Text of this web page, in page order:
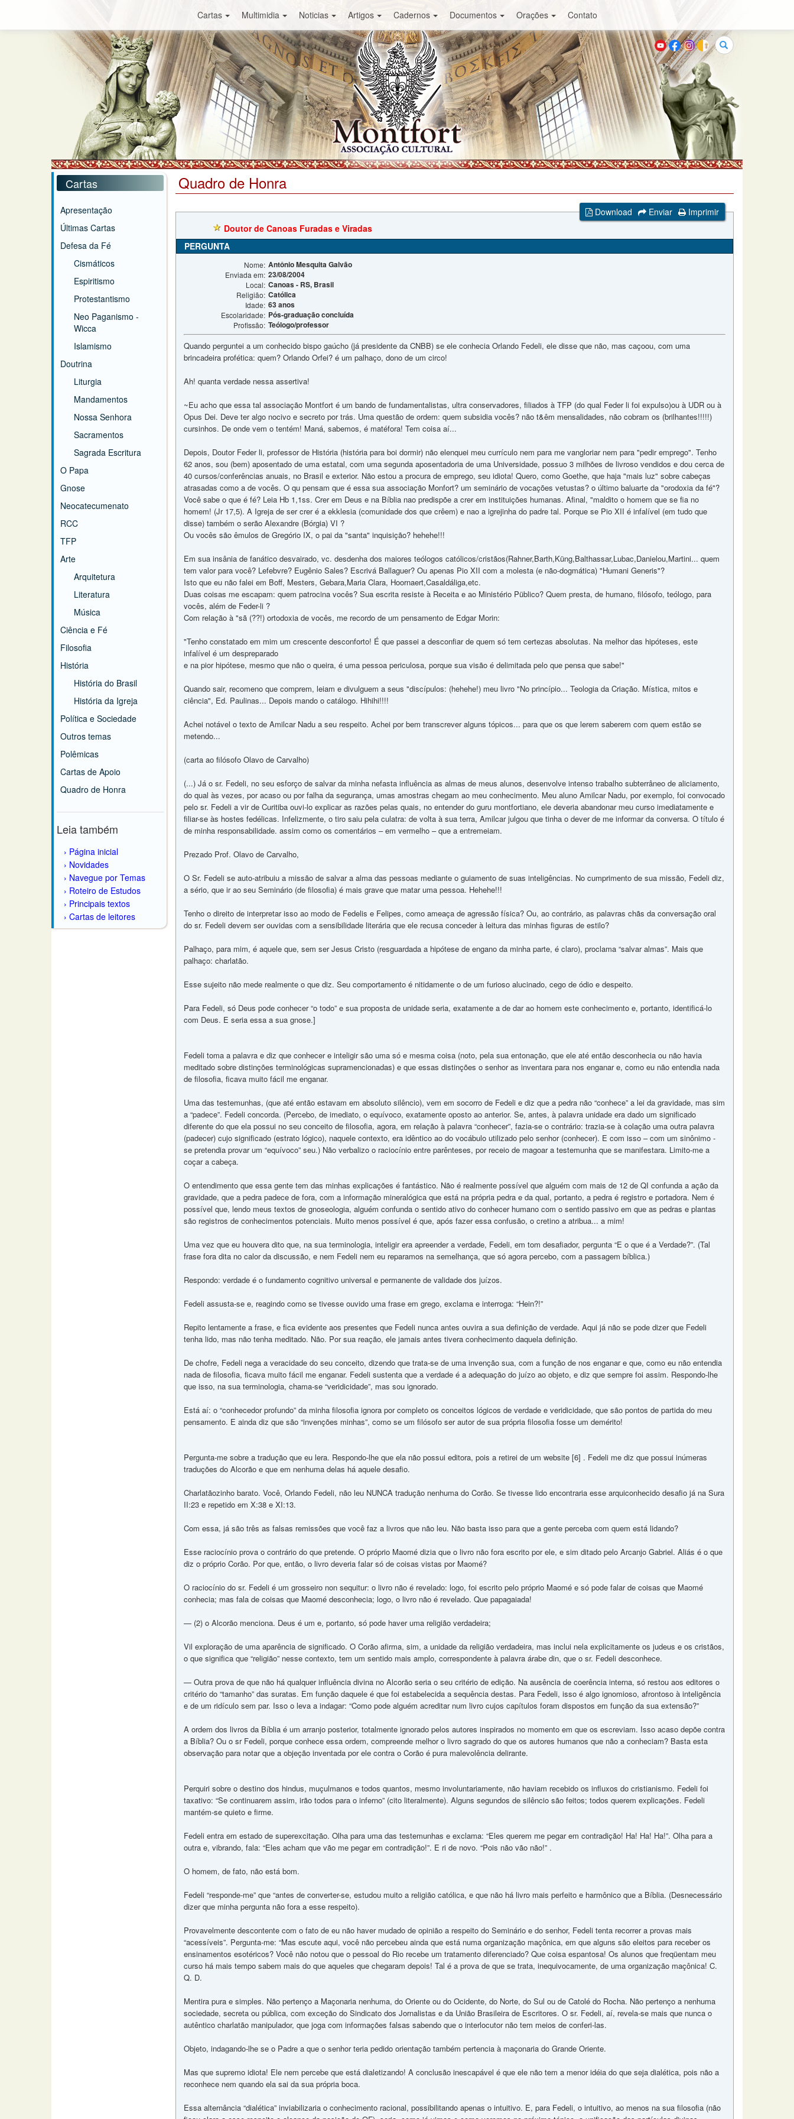
Cartas Multimidia Noticias Artigos Cadernos Documentos Orações Contato
Buscar
Cartas
Apresentação
Últimas Cartas
Defesa da Fé
Cismáticos
Espiritismo
Protestantismo
Neo Paganismo -
Wicca
Islamismo
Doutrina
Liturgia
Mandamentos
Nossa Senhora
Sacramentos
Sagrada Escritura
O Papa
Gnose
Neocatecumenato
RCC
TFP
Arte
Arquitetura
Literatura
Música
Ciência e Fé
Filosofia
História
História do Brasil
História da Igreja
Política e Sociedade
Outros temas
Polêmicas
Cartas de Apoio
Quadro de Honra
Leia também
Página inicial
Novidades
Navegue por Temas
Roteiro de Estudos
Principais textos
Cartas de leitores
Quadro de Honra
Download Enviar
Imprimir
Doutor de Canoas Furadas e Viradas
PERGUNTA
Nome: Antônio Mesquita Galvão
Enviada em: 23/08/2004
Local: Canoas - RS, Brasil
Religião: Católica
Idade: 63 anos
Escolaridade: Pós-graduação concluída
Profissão: Teólogo/professor
Quando perguntei a um conhecido bispo gaúcho (já presidente da CNBB) se ele conhecia Orlando Fedeli, ele disse que não, mas caçoou, com uma
brincadeira profética: quem? Orlando Orfei? é um palhaço, dono de um circo!
Ah! quanta verdade nessa assertiva!
~Eu acho que essa tal associação Montfort é um bando de fundamentalistas, ultra conservadores, filiados à TFP (do qual Feder li foi expulso)ou à UDR ou à
Opus Dei. Deve ter algo nocivo e secreto por trás. Uma questão de ordem: quem subsidia vocês? não t&êm mensalidades, não cobram os (brilhantes!!!!!)
cursinhos. De onde vem o tentém! Maná, sabemos, é matéfora! Tem coisa aí...
Depois, Doutor Feder li, professor de História (história para boi dormir) não elenquei meu currículo nem para me vangloriar nem para "pedir emprego". Tenho
62 anos, sou (bem) aposentado de uma estatal, com uma segunda aposentadoria de uma Universidade, possuo 3 milhões de livroso vendidos e dou cerca de
40 cursos/conferências anuais, no Brasil e exterior. Não estou a procura de emprego, seu idiota! Quero, como Goethe, que haja "mais luz" sobre cabeças
atrasadas como a de vocês. O qu pensam que é essa sua associação Monfort? um seminário de vocações vetustas? o último baluarte da "orodoxia da fé"?
Você sabe o que é fé? Leia Hb 1,1ss. Crer em Deus e na Bíblia nao predispõe a crer em instituições humanas. Afinal, "maldito o homem que se fia no
homem! (Jr 17,5). A Igreja de ser crer é a ekklesia (comunidade dos que crêem) e nao a igrejinha do padre tal. Porque se Pio XII é infalível (em tudo que
disse) também o serão Alexandre (Bórgia) VI ?
Ou vocês são êmulos de Gregório IX, o pai da "santa" inquisição? hehehe!!!
Em sua insânia de fanático desvairado, vc. desdenha dos maiores teólogos católicos/cristãos(Rahner,Barth,Küng,Balthassar,Lubac,Danielou,Martini... quem
tem valor para você? Lefebvre? Eugênio Sales? Escrivá Ballaguer? Ou apenas Pio XII com a molesta (e não-dogmática) "Humani Generis"?
Isto que eu não falei em Boff, Mesters, Gebara,Maria Clara, Hoornaert,Casaldáliga,etc.
Duas coisas me escapam: quem patrocina vocês? Sua escrita resiste à Receita e ao Ministério Püblico? Quem presta, de humano, filósofo, teólogo, para
vocês, além de Feder-li ?
Com relação à "sã (??!) ortodoxia de vocês, me recordo de um pensamento de Edgar Morin:
"Tenho constatado em mim um crescente desconforto! É que passei a desconfiar de quem só tem certezas absolutas. Na melhor das hipóteses, este
infalível é um despreparado
e na pior hipótese, mesmo que não o queira, é uma pessoa periculosa, porque sua visão é delimitada pelo que pensa que sabe!"
Quando sair, recomeno que comprem, leiam e divulguem a seus "discípulos: (hehehe!) meu livro "No princípio... Teologia da Criação. Mística, mitos e
ciência", Ed. Paulinas... Depois mando o catálogo. Hihihi!!!!
Achei notável o texto de Amilcar Nadu a seu respeito. Achei por bem transcrever alguns tópicos... para que os que lerem saberem com quem estão se
metendo...
(carta ao filósofo Olavo de Carvalho)
(...) Já o sr. Fedeli, no seu esforço de salvar da minha nefasta influência as almas de meus alunos, desenvolve intenso trabalho subterrâneo de aliciamento,
do qual às vezes, por acaso ou por falha da segurança, umas amostras chegam ao meu conhecimento. Meu aluno Amilcar Nadu, por exemplo, foi convocado
pelo sr. Fedeli a vir de Curitiba ouvi-lo explicar as razões pelas quais, no entender do guru montfortiano, ele deveria abandonar meu curso imediatamente e
filiar-se às hostes fedélicas. Infelizmente, o tiro saiu pela culatra: de volta à sua terra, Amilcar julgou que tinha o dever de me informar da conversa. O título é
de minha responsabilidade. assim como os comentários – em vermelho – que a entremeiam.
Prezado Prof. Olavo de Carvalho,
O Sr. Fedeli se auto-atribuiu a missão de salvar a alma das pessoas mediante o guiamento de suas inteligências. No cumprimento de sua missão, Fedeli diz,
a sério, que ir ao seu Seminário (de filosofia) é mais grave que matar uma pessoa. Hehehe!!!
Tenho o direito de interpretar isso ao modo de Fedelis e Felipes, como ameaça de agressão física? Ou, ao contrário, as palavras chãs da conversação oral
do sr. Fedeli devem ser ouvidas com a sensibilidade literária que ele recusa conceder à leitura das minhas figuras de estilo?
Palhaço, para mim, é aquele que, sem ser Jesus Cristo (resguardada a hipótese de engano da minha parte, é claro), proclama “salvar almas”. Mais que
palhaço: charlatão.
Esse sujeito não mede realmente o que diz. Seu comportamento é nitidamente o de um furioso alucinado, cego de ódio e despeito.
Para Fedeli, só Deus pode conhecer “o todo” e sua proposta de unidade seria, exatamente a de dar ao homem este conhecimento e, portanto, identificá-lo
com Deus. E seria essa a sua gnose.]
Fedeli toma a palavra e diz que conhecer e inteligir são uma só e mesma coisa (noto, pela sua entonação, que ele até então desconhecia ou não havia
meditado sobre distinções terminológicas supramencionadas) e que essas distinções o senhor as inventara para nos enganar e, como eu não entendia nada
de filosofia, ficava muito fácil me enganar.
Uma das testemunhas, (que até então estavam em absoluto silêncio), vem em socorro de Fedeli e diz que a pedra não “conhece” a lei da gravidade, mas sim
a “padece”. Fedeli concorda. (Percebo, de imediato, o equívoco, exatamente oposto ao anterior. Se, antes, à palavra unidade era dado um significado
diferente do que ela possui no seu conceito de filosofia, agora, em relação à palavra “conhecer”, fazia-se o contrário: trazia-se à colação uma outra palavra
(padecer) cujo significado (estrato lógico), naquele contexto, era idêntico ao do vocábulo utilizado pelo senhor (conhecer). E com isso – com um sinônimo -
se pretendia provar um “equívoco” seu.) Não verbalizo o raciocínio entre parênteses, por receio de magoar a testemunha que se manifestara. Limito-me a
coçar a cabeça.
O entendimento que essa gente tem das minhas explicações é fantástico. Não é realmente possível que alguém com mais de 12 de QI confunda a ação da
gravidade, que a pedra padece de fora, com a informação mineralógica que está na própria pedra e da qual, portanto, a pedra é registro e portadora. Nem é
possível que, lendo meus textos de gnoseologia, alguém confunda o sentido ativo do conhecer humano com o sentido passivo em que as pedras e plantas
são registros de conhecimentos potenciais. Muito menos possível é que, após fazer essa confusão, o cretino a atribua... a mim!
Uma vez que eu houvera dito que, na sua terminologia, inteligir era apreender a verdade, Fedeli, em tom desafiador, pergunta “E o que é a Verdade?”. (Tal
frase fora dita no calor da discussão, e nem Fedeli nem eu reparamos na semelhança, que só agora percebo, com a passagem bíblica.)
Respondo: verdade é o fundamento cognitivo universal e permanente de validade dos juízos.
Fedeli assusta-se e, reagindo como se tivesse ouvido uma frase em grego, exclama e interroga: “Hein?!”
Repito lentamente a frase, e fica evidente aos presentes que Fedeli nunca antes ouvira a sua definição de verdade. Aqui já não se pode dizer que Fedeli
tenha lido, mas não tenha meditado. Não. Por sua reação, ele jamais antes tivera conhecimento daquela definição.
De chofre, Fedeli nega a veracidade do seu conceito, dizendo que trata-se de uma invenção sua, com a função de nos enganar e que, como eu não entendia
nada de filosofia, ficava muito fácil me enganar. Fedeli sustenta que a verdade é a adequação do juízo ao objeto, e diz que sempre foi assim. Respondo-lhe
que isso, na sua terminologia, chama-se “veridicidade”, mas sou ignorado.
Está aí: o “conhecedor profundo” da minha filosofia ignora por completo os conceitos lógicos de verdade e veridicidade, que são pontos de partida do meu
pensamento. E ainda diz que são “invenções minhas”, como se um filósofo ser autor de sua própria filosofia fosse um demérito!
Pergunta-me sobre a tradução que eu lera. Respondo-lhe que ela não possui editora, pois a retirei de um website [6] . Fedeli me diz que possui inúmeras
traduções do Alcorão e que em nenhuma delas há aquele desafio.
Charlatãozinho barato. Você, Orlando Fedeli, não leu NUNCA tradução nenhuma do Corão. Se tivesse lido encontraria esse arquiconhecido desafio já na Sura
II:23 e repetido em X:38 e XI:13.
Com essa, já são três as falsas remissões que você faz a livros que não leu. Não basta isso para que a gente perceba com quem está lidando?
Esse raciocínio prova o contrário do que pretende. O próprio Maomé dizia que o livro não fora escrito por ele, e sim ditado pelo Arcanjo Gabriel. Aliás é o que
diz o próprio Corão. Por que, então, o livro deveria falar só de coisas vistas por Maomé?
O raciocínio do sr. Fedeli é um grosseiro non sequitur: o livro não é revelado: logo, foi escrito pelo próprio Maomé e só pode falar de coisas que Maomé
conhecia; mas fala de coisas que Maomé desconhecia; logo, o livro não é revelado. Que papagaiada!
— (2) o Alcorão menciona. Deus é um e, portanto, só pode haver uma religião verdadeira;
Vil exploração de uma aparência de significado. O Corão afirma, sim, a unidade da religião verdadeira, mas inclui nela explicitamente os judeus e os cristãos,
o que significa que “religião” nesse contexto, tem um sentido mais amplo, correspondente à palavra árabe din, que o sr. Fedeli desconhece.
— Outra prova de que não há qualquer influência divina no Alcorão seria o seu critério de edição. Na ausência de coerência interna, só restou aos editores o
critério do “tamanho” das suratas. Em função daquele é que foi estabelecida a sequência destas. Para Fedeli, isso é algo ignomioso, afrontoso à inteligência
e de um ridículo sem par. Isso o leva a indagar: “Como pode alguém acreditar num livro cujos capítulos foram dispostos em função da sua extensão?”
A ordem dos livros da Bíblia é um arranjo posterior, totalmente ignorado pelos autores inspirados no momento em que os escreviam. Isso acaso depõe contra
a Bíblia? Ou o sr Fedeli, porque conhece essa ordem, compreende melhor o livro sagrado do que os autores humanos que não a conheciam? Basta esta
observação para notar que a objeção inventada por ele contra o Corão é pura malevolência delirante.
Perquiri sobre o destino dos hindus, muçulmanos e todos quantos, mesmo involuntariamente, não haviam recebido os influxos do cristianismo. Fedeli foi
taxativo: “Se continuarem assim, irão todos para o inferno” (cito literalmente). Alguns segundos de silêncio são feitos; todos querem explicações. Fedeli
mantém-se quieto e firme.
Fedeli entra em estado de superexcitação. Olha para uma das testemunhas e exclama: “Eles querem me pegar em contradição! Ha! Ha! Ha!”. Olha para a
outra e, vibrando, fala: “Eles acham que vão me pegar em contradição!”. E ri de novo. “Pois não vão não!” .
O homem, de fato, não está bom.
Fedeli “responde-me” que “antes de converter-se, estudou muito a religião católica, e que não há livro mais perfeito e harmônico que a Bíblia. (Desnecessário
dizer que minha pergunta não fora a esse respeito).
Provavelmente descontente com o fato de eu não haver mudado de opinião a respeito do Seminário e do senhor, Fedeli tenta recorrer a provas mais
“acessíveis”. Pergunta-me: “Mas escute aqui, você não percebeu ainda que está numa organização maçônica, em que alguns são eleitos para receber os
ensinamentos esotéricos? Você não notou que o pessoal do Rio recebe um tratamento diferenciado? Que coisa espantosa! Os alunos que freqüentam meu
curso há mais tempo sabem mais do que aqueles que chegaram depois! Tal é a prova de que se trata, inequivocamente, de uma organização maçônica! C.
Q. D.
Mentira pura e simples. Não pertenço a Maçonaria nenhuma, do Oriente ou do Ocidente, do Norte, do Sul ou de Catolé do Rocha. Não pertenço a nenhuma
sociedade, secreta ou pública, com exceção do Sindicato dos Jornalistas e da União Brasileira de Escritores. O sr. Fedeli, aí, revela-se mais que nunca o
autêntico charlatão manipulador, que joga com informações falsas sabendo que o interlocutor não tem meios de conferi-las.
Objeto, indagando-lhe se o Padre a que o senhor teria pedido orientação também pertencia à maçonaria do Grande Oriente.
Mas que supremo idiota! Ele nem percebe que está dialetizando! A conclusão inescapável é que ele não tem a menor idéia do que seja dialética, pois não a
reconhece nem quando ela sai da sua própria boca.
Essa alternância “dialética” inviabilizaria o conhecimento racional, possibilitando apenas o intuitivo. E, para Fedeli, o intuitivo, ao menos na sua filosofia (não